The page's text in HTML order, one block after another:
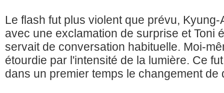
Le flash fut plus violent que prévu,
avec une exclamation de surprise et Toni
servait de conversation habituelle. Moi-
étourdie par l'intensité de la lumière. Ce
dans un premier temps le changement de